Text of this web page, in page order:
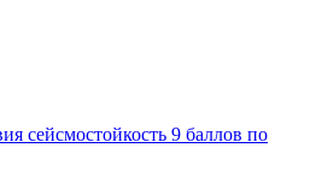
сейсмостойкость 9 баллов по